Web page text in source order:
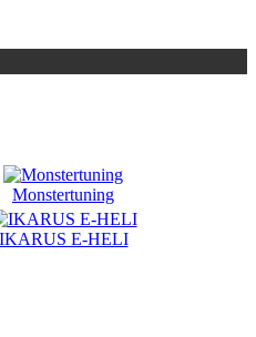
Monstertuning
IKARUS E-HELI